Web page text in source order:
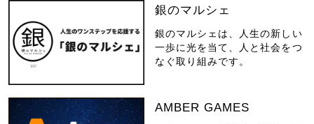
銀のマルシェ
銀のマルシェは、人生の新しい
一歩に光を当て、人と社会をつ
なぐ取り組みです。
AMBER GAMES